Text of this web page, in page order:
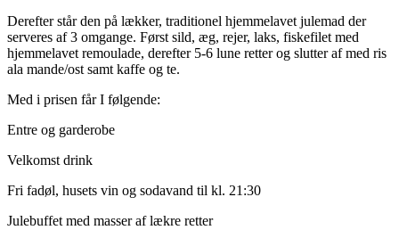
Derefter står den på lækker, traditionel hjemmelavet julemad der
serveres af 3 omgange. Først sild, æg, rejer, laks, fiskefilet med
hjemmelavet remoulade, derefter 5-6 lune retter og slutter af med ris
ala mande/ost samt kaffe og te.
Med i prisen får I følgende:
Entre og garderobe
Velkomst drink
Fri fadøl, husets vin og sodavand til kl. 21:30
Julebuffet med masser af lækre retter